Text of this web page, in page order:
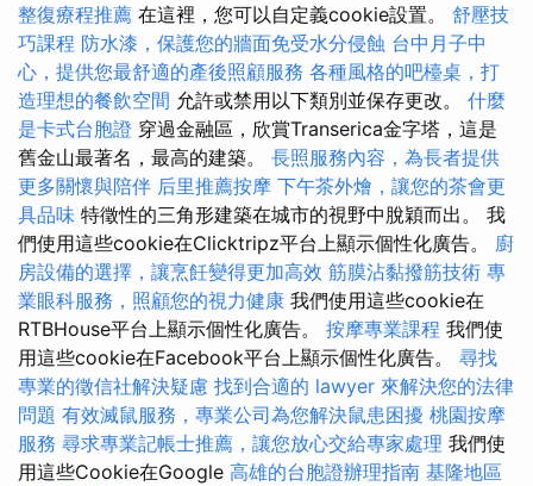
整復療程推薦 在這裡，您可以自定義cookie設置。 舒壓技
巧課程 防水漆，保護您的牆面免受水分侵蝕 台中月子中
心，提供您最舒適的產後照顧服務 各種風格的吧檯桌，打
造理想的餐飲空間 允許或禁用以下類別並保存更改。 什麼
是卡式台胞證 穿過金融區，欣賞Transerica金字塔，這是
舊金山最著名，最高的建築。 長照服務內容，為長者提供
更多關懷與陪伴 后里推薦按摩 下午茶外燴，讓您的茶會更
具品味 特徵性的三角形建築在城市的視野中脫穎而出。 我
們使用這些cookie在Clicktripz平台上顯示個性化廣告。 廚
房設備的選擇，讓烹飪變得更加高效 筋膜沾黏撥筋技術 專
業眼科服務，照顧您的視力健康 我們使用這些cookie在
RTBHouse平台上顯示個性化廣告。 按摩專業課程 我們使
用這些cookie在Facebook平台上顯示個性化廣告。 尋找
專業的徵信社解決疑慮 找到合適的 lawyer 來解決您的法律
問題 有效滅鼠服務，專業公司為您解決鼠患困擾 桃園按摩
服務 尋求專業記帳士推薦，讓您放心交給專家處理 我們使
用這些Cookie在Google 高雄的台胞證辦理指南 基隆地區